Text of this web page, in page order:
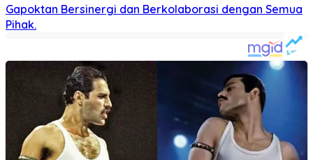
Gapoktan Bersinergi dan Berkolaborasi dengan Semua
Pihak.